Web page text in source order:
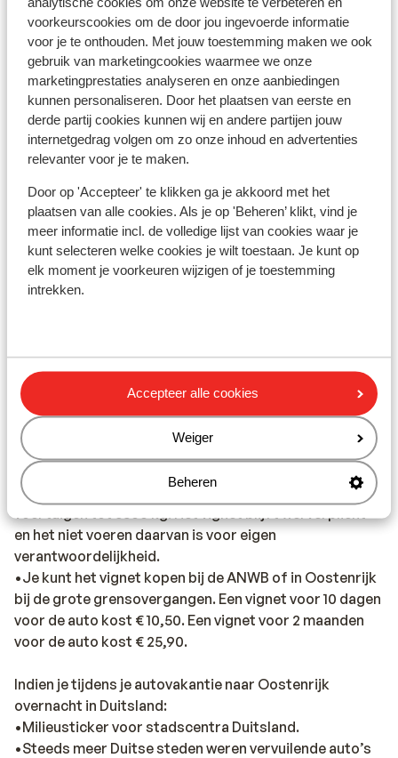
voorkeurscookies om de door jou ingevoerde informatie
voor je te onthouden. Met jouw toestemming maken we ook
gebruik van marketingcookies waarmee we onze
marketingprestaties analyseren en onze aanbiedingen
kunnen personaliseren. Door het plaatsen van eerste en
derde partij cookies kunnen wij en andere partijen jouw
internetgedrag volgen om zo onze inhoud en advertenties
relevanter voor je te maken.
Door op 'Accepteer' te klikken ga je akkoord met het
plaatsen van alle cookies. Als je op 'Beheren’ klikt, vind je
meer informatie incl. de volledige lijst van cookies waar je
kunt selecteren welke cookies je wilt toestaan. Je kunt op
elk moment je voorkeuren wijzigen of je toestemming
intrekken.
Accepteer alle cookies
Weiger
Beheren
auto langs de weg buiten de bebouwde kom bij pech of
ongeval. Veiligheidsvesten zijn o.a. te koop bij de
ANWB.
Wanneer je naar Oostenrijk reist via België dan ben je
ook verplicht een brandblusser in de auto te hebben.
•Op alle snelwegen in Oostenrijk is voor
motorvoertuigen tot 3500 kg een tolvignet verplicht.
Uitzondering hierop vormt een aantal
Sondermautstrecken waar geen vignetplicht geldt,
maar wel apart tol betaald moet worden. Een overzicht
van de tolwegen en tarieven is o.a. terug te vinden op de
website van de ANWB.
•Voor motorvoertuigen (ook campers) met een
gewicht van meer dan 3500 kg is een GO-box verplicht
•Op de A14 tussen Duitse grens en afslag Hohenems
(tegen de Zwitserse grens) is er keuze tussen een
vignet en een dagkaart (KorridorVignette).
•De vignetplicht geldt ook voor het stuk van de A12
tussen de Duitse grens en de afrit Kufstein-Sud. Voor
onbepaalde tijd zal op dit traject echter niet
gecontroleerd worden op het bezit van een vignet bij
en het niet voeren daarvan is voor eigen
verantwoordelijkheid.
•Je kunt het vignet kopen bij de ANWB of in Oostenrijk
bij de grote grensovergangen. Een vignet voor 10 dagen
voor de auto kost € 10,50. Een vignet voor 2 maanden
voor de auto kost € 25,90.
Indien je tijdens je autovakantie naar Oostenrijk
overnacht in Duitsland:
•Milieusticker voor stadscentra Duitsland.
•Steeds meer Duitse steden weren vervuilende auto’s